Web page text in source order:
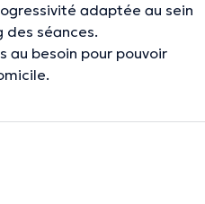
adaptée au sein
des séances.
au besoin pour pouvoir